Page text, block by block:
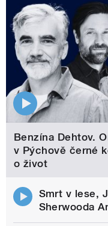
Benzína Dehtov.
v Pýchově černé
o život
Smrt v lese,
Sherwooda